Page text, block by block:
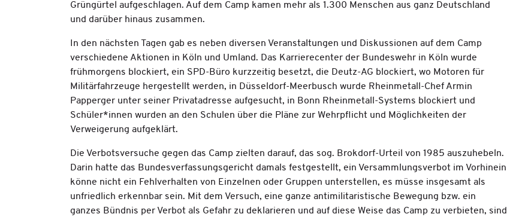
Grüngürtel aufgeschlagen. Auf dem Camp kamen mehr als 1.300 Menschen aus ganz Deutschland
und darüber hinaus zusammen.
In den nächsten Tagen gab es neben diversen Veranstaltungen und Diskussionen auf dem Camp
verschiedene Aktionen in Köln und Umland. Das Karrierecenter der Bundeswehr in Köln wurde
frühmorgens blockiert, ein SPD-Büro kurzzeitig besetzt, die Deutz-AG blockiert, wo Motoren für
Militärfahrzeuge hergestellt werden, in Düsseldorf-Meerbusch wurde Rheinmetall-Chef Armin
Papperger unter seiner Privatadresse aufgesucht, in Bonn Rheinmetall-Systems blockiert und
Schüler*innen wurden an den Schulen über die Pläne zur Wehrpflicht und Möglichkeiten der
Verweigerung aufgeklärt.
Die Verbotsversuche gegen das Camp zielten darauf, das sog. Brokdorf-Urteil von 1985 auszuhebeln.
Darin hatte das Bundesverfassungsgericht damals festgestellt, ein Versammlungsverbot im Vorhinein
könne nicht ein Fehlverhalten von Einzelnen oder Gruppen unterstellen, es müsse insgesamt als
unfriedlich erkennbar sein. Mit dem Versuch, eine ganze antimilitaristische Bewegung bzw. ein
ganzes Bündnis per Verbot als Gefahr zu deklarieren und auf diese Weise das Camp zu verbieten, sind